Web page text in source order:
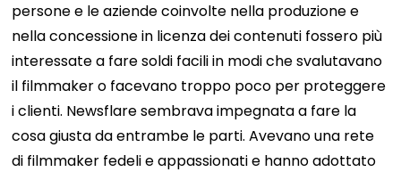
persone e le aziende coinvolte nella produzione e
nella concessione in licenza dei contenuti fossero più
interessate a fare soldi facili in modi che svalutavano
il filmmaker o facevano troppo poco per proteggere
i clienti. Newsflare sembrava impegnata a fare la
cosa giusta da entrambe le parti. Avevano una rete
di filmmaker fedeli e appassionati e hanno adottato